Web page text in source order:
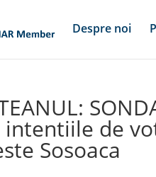
Despre noi
de
Sosoaca